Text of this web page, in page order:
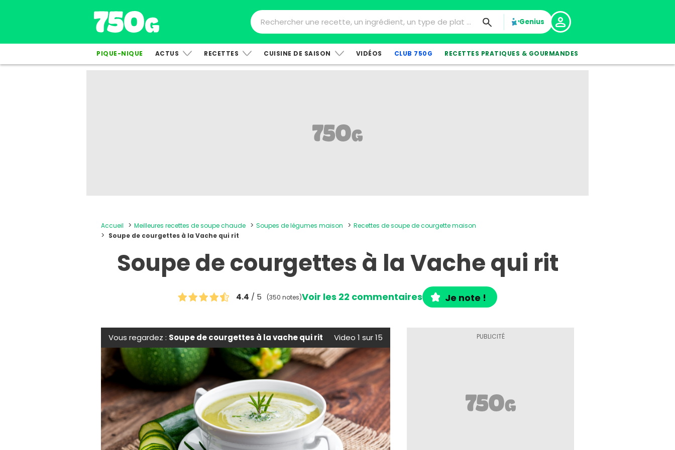
Genius
PIQUE-NIQUE ACTUS RECETTES CUISINE DE SAISON VIDÉOS CLUB 750G RECETTES PRATIQUES & GOURMANDES
Accueil Meilleures recettes de soupe chaude Soupes de légumes maison
Recettes de soupe de courgette maison
Soupe de courgettes à la Vache qui rit
Soupe de courgettes à la Vache qui rit
4.4 / 5 (350 notes)Voir les 22 commentaires Je note !
Vous regardez : Soupe de courgettes à la vache qui rit Video 1 sur 15